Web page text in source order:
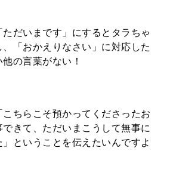
だいまです」にするとタラちゃ
「おかえりなさい」に対応した
の言葉がない！
ちらこそ預かってくださったお
きて、ただいまこうして無事に
ということを伝えたいんですよ